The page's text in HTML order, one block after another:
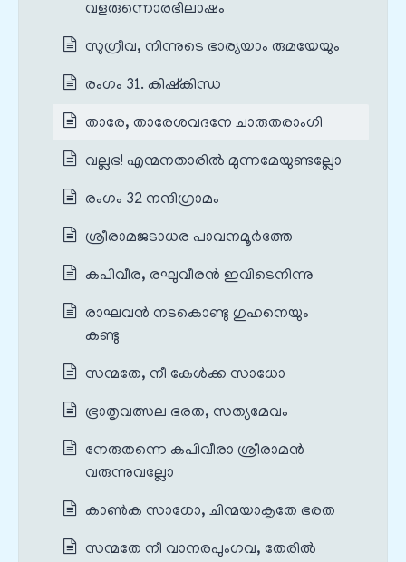
വളരുന്നൊരഭിലാഷം
സുഗ്രീവ, നിന്നുടെ ഭാര്യയാം രുമയേയും
രംഗം 31. കിഷ്കിന്ധ
താരേ, താരേശവദനേ ചാരുതരാംഗി
വല്ലഭ! എന്മനതാരിൽ മുന്നമേയുണ്ടല്ലോ
രംഗം 32 നന്ദിഗ്രാമം
ശ്രീരാമജടാധര പാവനമൂർത്തേ
കപിവീര, രഘുവീരൻ ഇവിടെനിന്നു
രാഘവൻ നടകൊണ്ടു ഗുഹനെയും
കണ്ടു
സന്മതേ, നീ കേൾക്ക സാധോ
ഭ്രാതൃവത്സല ഭരത, സത്യമേവം
നേരുതന്നെ കപിവീരാ ശ്രീരാമൻ
വരുന്നുവല്ലോ
കാൺക സാധോ, ചിന്മയാകൃതേ ഭരത
സന്മതേ നീ വാനരപുംഗവ, തേരിൽ